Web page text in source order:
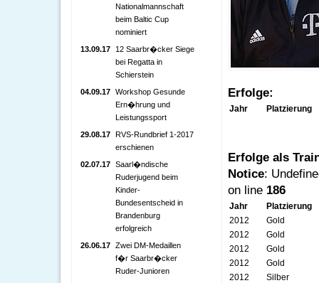
Nationalmannschaft
beim Baltic Cup
nominiert
13.09.17
12 Saarbr�cker Siege
bei Regatta in
Schierstein
04.09.17 Workshop Gesunde
Ern�hrung und
Leistungssport
29.08.17 RVS-Rundbrief 1-2017
erschienen
02.07.17 Saarl�ndische
Ruderjugend beim
Kinder-
Bundesentscheid in
Brandenburg
erfolgreich
26.06.17 Zwei DM-Medaillen
f�r Saarbr�cker
Ruder-Junioren
Erfolge:
Jahr Platzierung
Erfolge als
Notice:
on line 186
Jahr
Platzierung
2012
Gold
2012
Gold
2012
Gold
2012
Gold
2012
Silber